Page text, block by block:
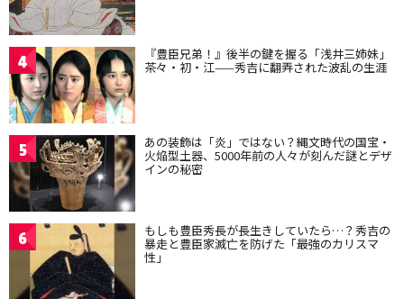
4 『豊臣兄弟！』後半の鍵を握る「浅井三姉妹」
茶々・初・江——秀吉に翻弄された波乱の生涯
5 あの装飾は「炎」ではない？縄文時代の国宝・
火焔型土器、5000年前の人々が刻んだ謎とデザ
インの秘密
6 もしも豊臣秀長が長生きしていたら…？秀吉の
暴走と豊臣家滅亡を防げた「最強のカリスマ
性」